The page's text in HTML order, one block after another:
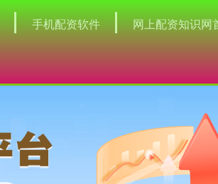
手机配资软件 网上配资知识网